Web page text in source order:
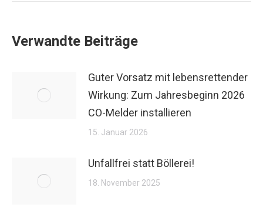
Verwandte Beiträge
Guter Vorsatz mit lebensrettender
Wirkung: Zum Jahresbeginn 2026
CO-Melder installieren
15. Januar 2026
Unfallfrei statt Böllerei!
18. November 2025